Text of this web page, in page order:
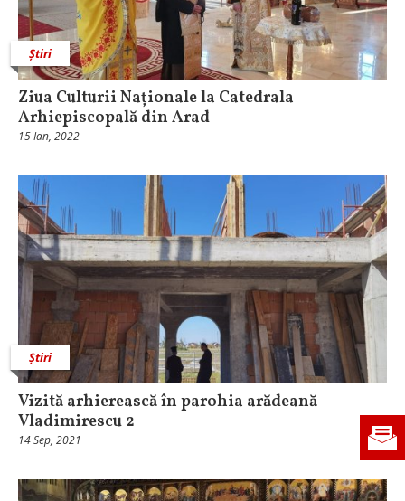
Știri
Ziua Culturii Naționale la Catedrala
Arhiepiscopală din Arad
15 Ian, 2022
Știri
Vizită arhierească în parohia arădeană
Vladimirescu 2
14 Sep, 2021